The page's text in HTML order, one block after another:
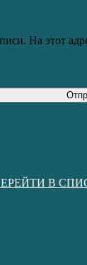
На этот
В